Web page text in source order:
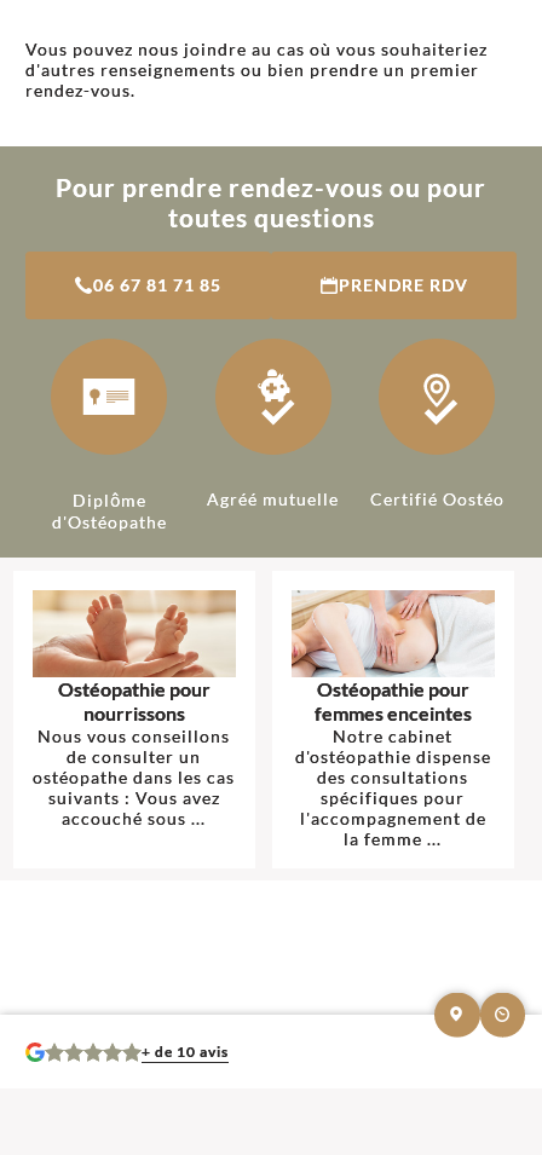
Vous pouvez nous joindre au cas où vous souhaiteriez
d'autres renseignements ou bien prendre un premier
rendez-vous.
Pour prendre rendez-vous ou pour
toutes questions
06 67 81 71 85 PRENDRE RDV
Diplôme
d'Ostéopathe
Agréé mutuelle Certifié Oostéo
Ostéopathie pour
nourrissons
Nous vous conseillons
de consulter un
ostéopathe dans les cas
suivants : Vous avez
accouché sous ...
Ostéopathie pour
femmes enceintes
Notre cabinet
d'ostéopathie dispense
des consultations
spécifiques pour
l'accompagnement de
la femme ...
+ de 10 avis